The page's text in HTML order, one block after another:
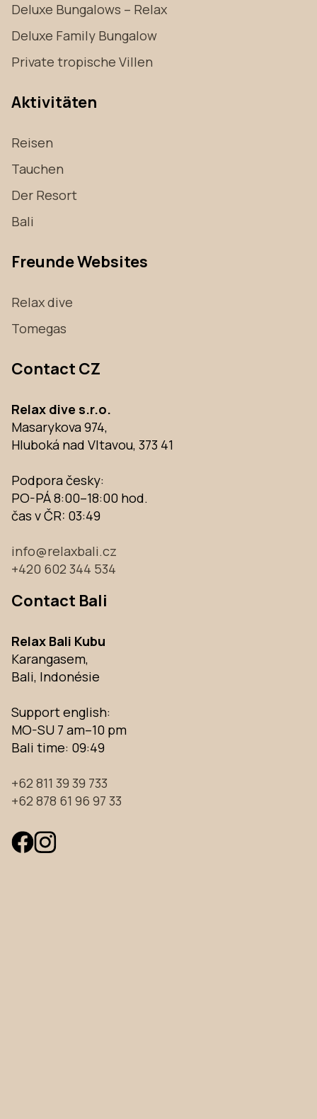
Deluxe Bungalows – Relax
Deluxe Family Bungalow
Private tropische Villen
Aktivitäten
Reisen
Tauchen
Der Resort
Bali
Freunde Websites
Relax dive
Tomegas
Contact CZ
Relax dive s.r.o.
Masarykova 974,
Hluboká nad Vltavou, 373 41
Podpora česky:
PO-PÁ 8:00–18:00 hod.
čas v ČR: 03:49
info@relaxbali.cz
+420 602 344 534
Contact Bali
Relax Bali Kubu
Karangasem,
Bali, Indonésie
Support english:
MO-SU 7 am–10 pm
Bali time: 09:49
+62 811 39 39 733
+62 878 61 96 97 33